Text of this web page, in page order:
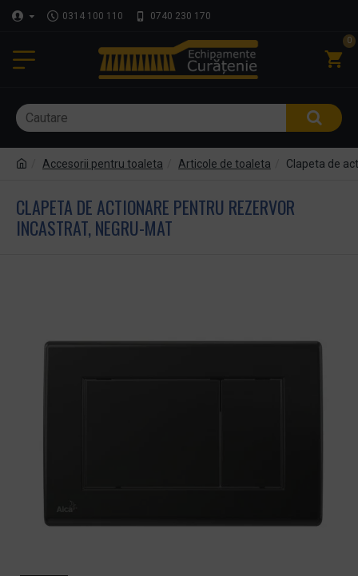
0314 100 110 0740 230 170
0
Accesorii pentru toaleta Articole de toaleta Clapeta de
CLAPETA DE ACTIONARE PENTRU REZERVOR
INCASTRAT, NEGRU-MAT